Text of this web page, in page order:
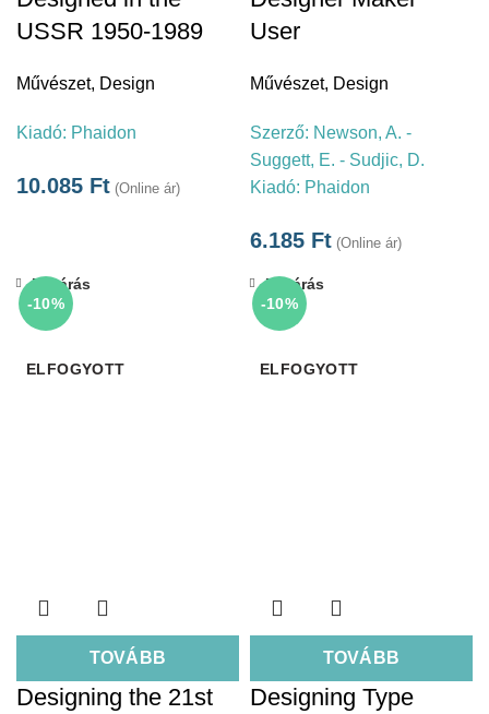
USSR 1950-1989
Művészet, Design
Kiadó: Phaidon
10.085 Ft (Online ár)
User
Művészet, Design
Szerző: Newson, A. -
Suggett, E. - Sudjic, D.
Kiadó: Phaidon
6.185 Ft (Online ár)
-10%
ELFOGYOTT
TOVÁBB
Bezárás
Designing the 21st
-10%
ELFOGYOTT
TOVÁBB
Bezárás
Designing Type